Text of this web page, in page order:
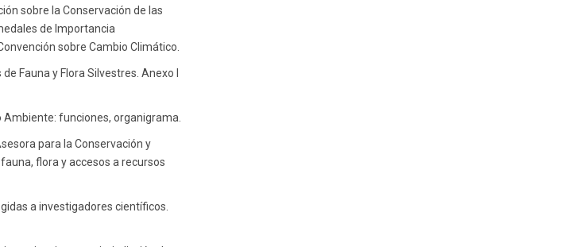
sobre la Conservación de las
de Importancia
sobre Cambio Climático.
Fauna y Flora Silvestres. Anexo I
Ambiente: funciones, organigrama.
para la Conservación y
flora y accesos a recursos
a investigadores científicos.